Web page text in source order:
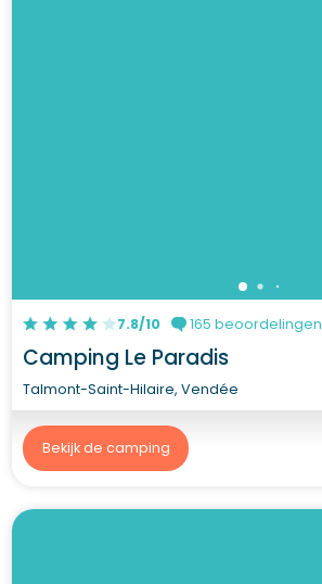
7.8/10 165 beoordelingen
Camping Le Paradis
Talmont-Saint-Hilaire, Vendée
Bekijk de camping